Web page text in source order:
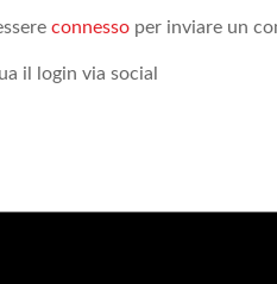
connesso per inviare un
il login via social